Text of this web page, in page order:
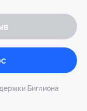
Биглиона